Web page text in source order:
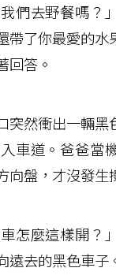
們去野餐嗎？
帶了你最愛的水
回答。
突然衝出一輛黑
車道。爸爸當
向盤，才沒發生
怎麼這樣開？
遠去的黑色車子